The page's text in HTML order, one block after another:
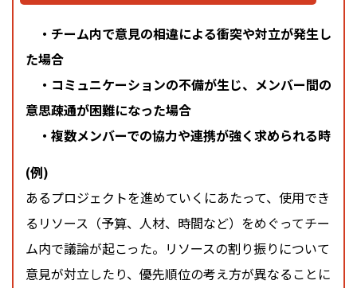
・チーム内で意見の相違による衝突や対立が発生し
た場合
・コミュニケーションの不備が生じ、メンバー間の
意思疎通が困難になった場合
・複数メンバーでの協力や連携が強く求められる時
(例)
あるプロジェクトを進めていくにあたって、使用でき
るリソース（予算、人材、時間など）をめぐってチー
ム内で議論が起こった。リソースの割り振りについて
意見が対立したり、優先順位の考え方が異なることに